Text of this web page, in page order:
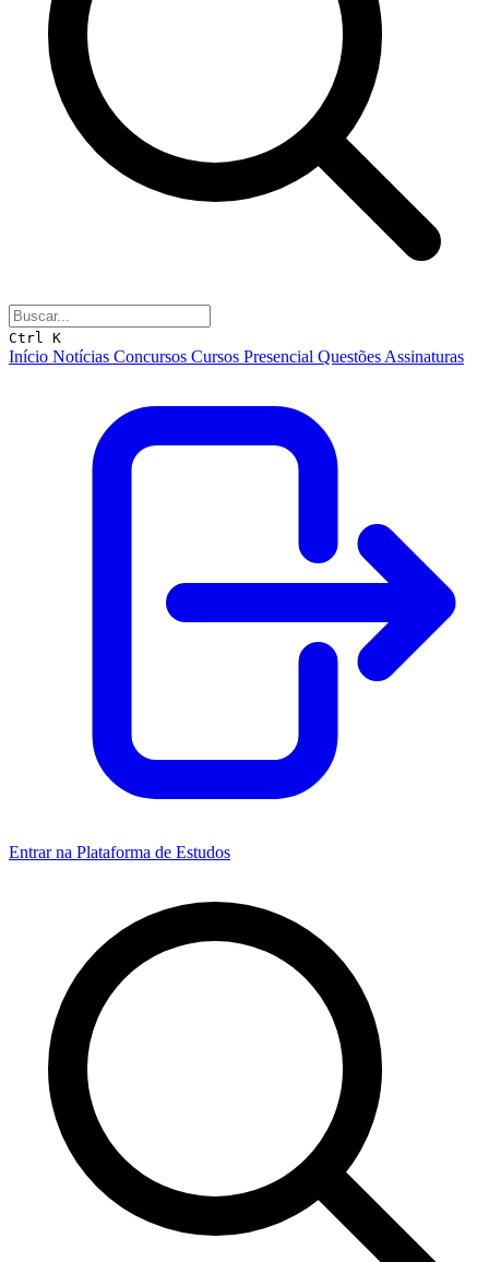
Ctrl K
Início Notícias Concursos Cursos Presencial Questões Assinaturas
Entrar na Plataforma de Estudos